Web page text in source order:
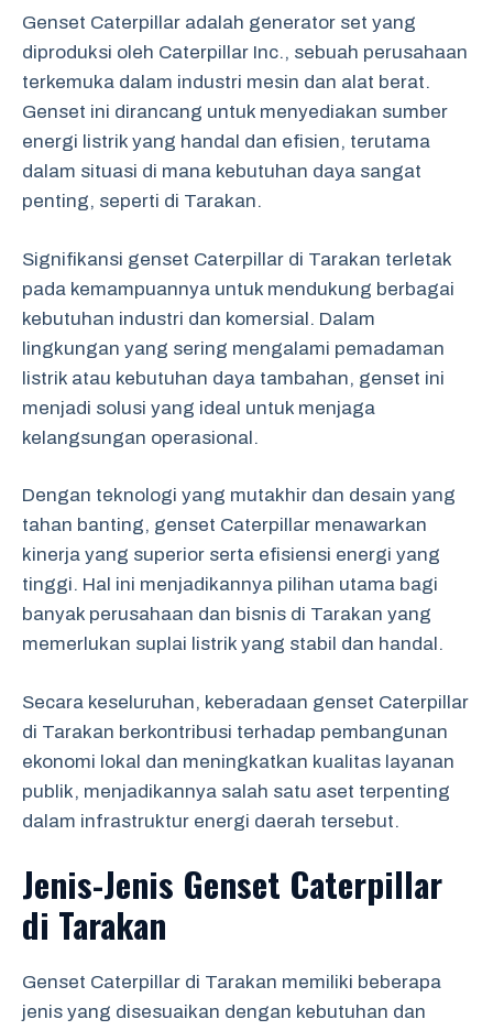
Genset Caterpillar adalah generator set yang
diproduksi oleh Caterpillar Inc., sebuah perusahaan
terkemuka dalam industri mesin dan alat berat.
Genset ini dirancang untuk menyediakan sumber
energi listrik yang handal dan efisien, terutama
dalam situasi di mana kebutuhan daya sangat
penting, seperti di Tarakan.
Signifikansi genset Caterpillar di Tarakan terletak
pada kemampuannya untuk mendukung berbagai
kebutuhan industri dan komersial. Dalam
lingkungan yang sering mengalami pemadaman
listrik atau kebutuhan daya tambahan, genset ini
menjadi solusi yang ideal untuk menjaga
kelangsungan operasional.
Dengan teknologi yang mutakhir dan desain yang
tahan banting, genset Caterpillar menawarkan
kinerja yang superior serta efisiensi energi yang
tinggi. Hal ini menjadikannya pilihan utama bagi
banyak perusahaan dan bisnis di Tarakan yang
memerlukan suplai listrik yang stabil dan handal.
Secara keseluruhan, keberadaan genset Caterpillar
di Tarakan berkontribusi terhadap pembangunan
ekonomi lokal dan meningkatkan kualitas layanan
publik, menjadikannya salah satu aset terpenting
dalam infrastruktur energi daerah tersebut.
Jenis-Jenis Genset Caterpillar
di Tarakan
Genset Caterpillar di Tarakan memiliki beberapa
jenis yang disesuaikan dengan kebutuhan dan